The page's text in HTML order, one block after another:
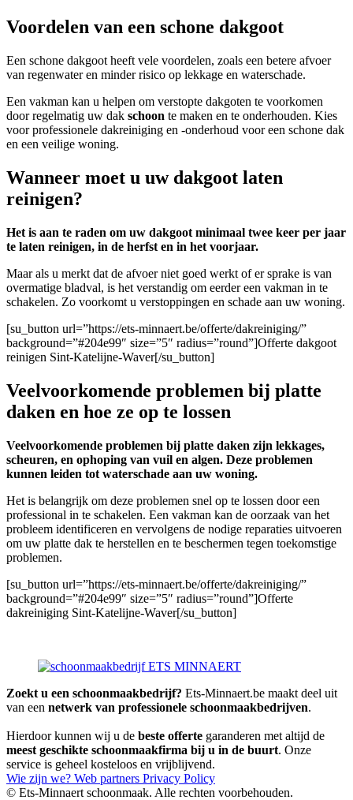
Voordelen van een schone dakgoot
Een schone dakgoot heeft vele voordelen, zoals een betere afvoer
van regenwater en minder risico op lekkage en waterschade.
Een vakman kan u helpen om verstopte dakgoten te voorkomen
door regelmatig uw dak schoon te maken en te onderhouden. Kies
voor professionele dakreiniging en -onderhoud voor een schone dak
en een veilige woning.
Wanneer moet u uw dakgoot laten
reinigen?
Het is aan te raden om uw dakgoot minimaal twee keer per jaar
te laten reinigen, in de herfst en in het voorjaar.
Maar als u merkt dat de afvoer niet goed werkt of er sprake is van
overmatige bladval, is het verstandig om eerder een vakman in te
schakelen. Zo voorkomt u verstoppingen en schade aan uw woning.
[su_button url=”https://ets-minnaert.be/offerte/dakreiniging/”
background=”#204e99″ size=”5″ radius=”round”]Offerte dakgoot
reinigen Sint-Katelijne-Waver[/su_button]
Veelvoorkomende problemen bij platte
daken en hoe ze op te lossen
Veelvoorkomende problemen bij platte daken zijn lekkages,
scheuren, en ophoping van vuil en algen. Deze problemen
kunnen leiden tot waterschade aan uw woning.
Het is belangrijk om deze problemen snel op te lossen door een
professional in te schakelen. Een vakman kan de oorzaak van het
probleem identificeren en vervolgens de nodige reparaties uitvoeren
om uw platte dak te herstellen en te beschermen tegen toekomstige
problemen.
[su_button url=”https://ets-minnaert.be/offerte/dakreiniging/”
background=”#204e99″ size=”5″ radius=”round”]Offerte
dakreiniging Sint-Katelijne-Waver[/su_button]
Zoekt u een schoonmaakbedrijf? Ets-Minnaert.be maakt deel uit
van een netwerk van professionele schoonmaakbedrijven.
Hierdoor kunnen wij u de beste offerte garanderen met altijd de
meest geschikte schoonmaakfirma bij u in de buurt. Onze
service is geheel kosteloos en vrijblijvend.
Wie zijn we? Web partners Privacy Policy
© Ets-Minnaert schoonmaak. Alle rechten voorbehouden.